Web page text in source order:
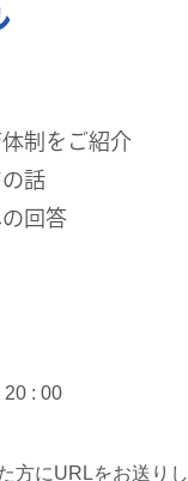
制をご紹介
話
回答
: 00
にURLをお送りし